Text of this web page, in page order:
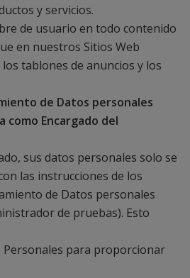
y servicios.
de usuario en todo contenido
en nuestros Sitios Web
tablones de anuncios y los
de Datos personales
como Encargado del
sus datos personales solo se
las instrucciones de los
de Datos personales
de pruebas). Esto
Personales para proporcionar